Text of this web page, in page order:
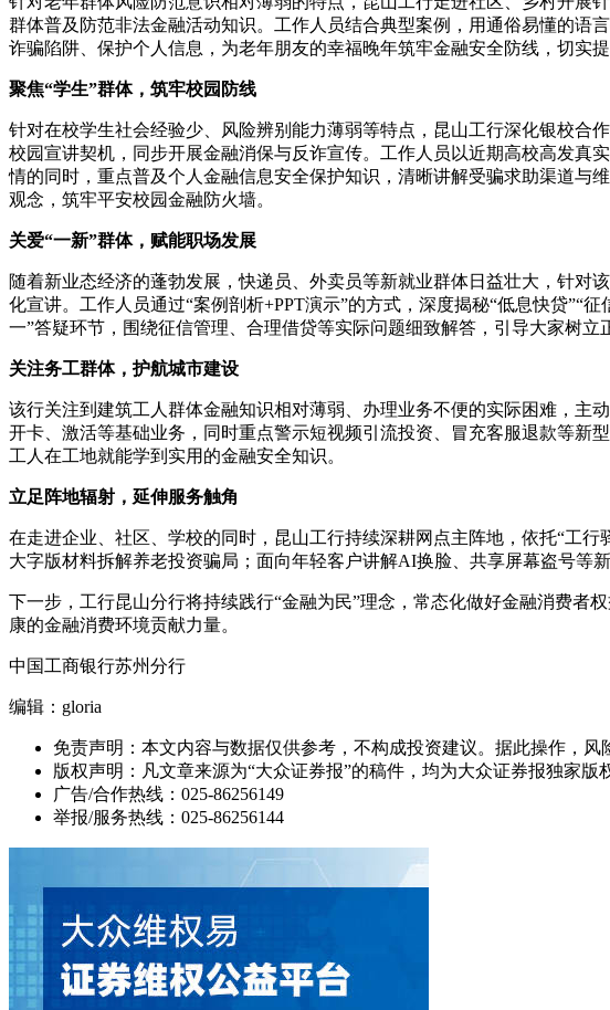
群体普及防范非法金融活动知识。工作人员结合典型案例，用通俗易懂的语
诈骗陷阱、保护个人信息，为老年朋友的幸福晚年筑牢金融安全防线，切实
聚焦“学生”群体，筑牢校园防线
针对在校学生社会经验少、风险辨别能力薄弱等特点，昆山工行深化银校合
校园宣讲契机，同步开展金融消保与反诈宣传。工作人员以近期高校高发真
情的同时，重点普及个人金融信息安全保护知识，清晰讲解受骗求助渠道与
观念，筑牢平安校园金融防火墙。
关爱“一新”群体，赋能职场发展
随着新业态经济的蓬勃发展，快递员、外卖员等新就业群体日益壮大，针对
化宣讲。工作人员通过“案例剖析+PPT演示”的方式，深度揭秘“低息快贷”“
一”答疑环节，围绕征信管理、合理借贷等实际问题细致解答，引导大家树立
关注务工群体，护航城市建设
该行关注到建筑工人群体金融知识相对薄弱、办理业务不便的实际困难，主
开卡、激活等基础业务，同时重点警示短视频引流投资、冒充客服退款等新
工人在工地就能学到实用的金融安全知识。
立足阵地辐射，延伸服务触角
在走进企业、社区、学校的同时，昆山工行持续深耕网点主阵地，依托“工
大字版材料拆解养老投资骗局；面向年轻客户讲解AI换脸、共享屏幕盗号等
下一步，工行昆山分行将持续践行“金融为民”理念，常态化做好金融消费者
康的金融消费环境贡献力量。
中国工商银行苏州分行
编辑：gloria
免责声明：本文内容与数据仅供参考，不构成投资建议。据此操作，风
版权声明：凡文章来源为“大众证券报”的稿件，均为大众证券报独家
广告/合作热线：025-86256149
举报/服务热线：025-86256144